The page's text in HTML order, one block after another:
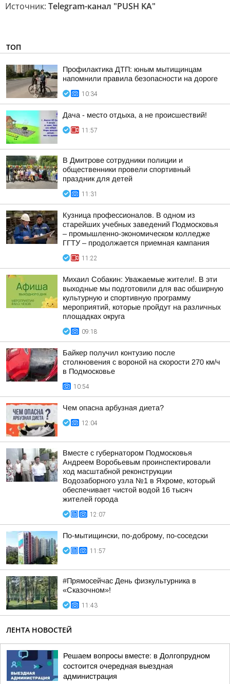
Источник: Telegram-канал "PUSH KA"
ТОП
Профилактика ДТП: юным мытищинцам
напомнили правила безопасности на дороге
10:34
Дача - место отдыха, а не происшествий!
11:57
В Дмитрове сотрудники полиции и
общественники провели спортивный
праздник для детей
11:31
Кузница профессионалов. В одном из
старейших учебных заведений Подмосковья
– промышленно-экономическом колледже
ГГТУ – продолжается приемная кампания
11:22
Михаил Собакин: Уважаемые жители!. В эти
выходные мы подготовили для вас обширную
культурную и спортивную программу
мероприятий, которые пройдут на различных
площадках округа
09:18
Байкер получил контузию после
столкновения с вороной на скорости 270 км/ч
в Подмосковье
10:54
Чем опасна арбузная диета?
12:04
Вместе с губернатором Подмосковья
Андреем Воробьевым проинспектировали
ход масштабной реконструкции
Водозаборного узла №1 в Яхроме, который
обеспечивает чистой водой 16 тысяч
жителей города
12:07
По-мытищински, по-доброму, по-соседски
11:57
#Прямосейчас День физкультурника в
«Сказочном»!
11:43
ЛЕНТА НОВОСТЕЙ
Решаем вопросы вместе: в Долгопрудном
состоится очередная выездная
администрация